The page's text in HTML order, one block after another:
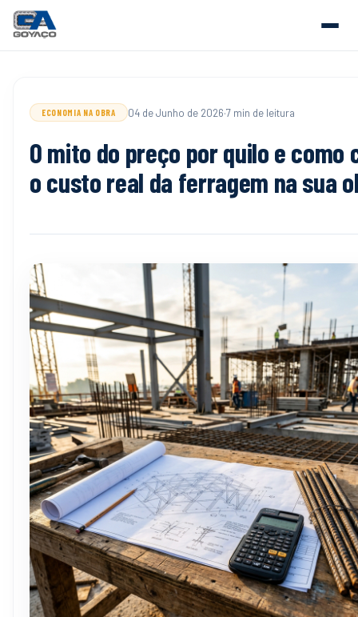
ECONOMIA NA OBRA 04 de Junho de 2026·7 min de leitura
O mito do preço por quilo e como
o custo real da ferragem na sua